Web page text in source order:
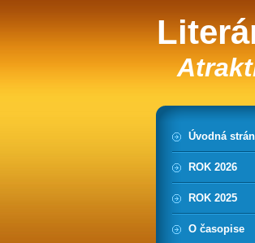
Úvodná
ROK 2026
ROK 2025
O časopise